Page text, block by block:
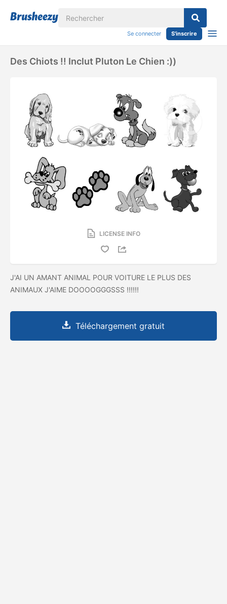
Se connecter S'inscrire
Des Chiots !! Inclut Pluton Le Chien :))
LICENSE INFO
J'AI UN AMANT ANIMAL POUR VOITURE LE PLUS DES
ANIMAUX J'AIME DOOOOGGGSSS !!!!!!
Téléchargement gratuit